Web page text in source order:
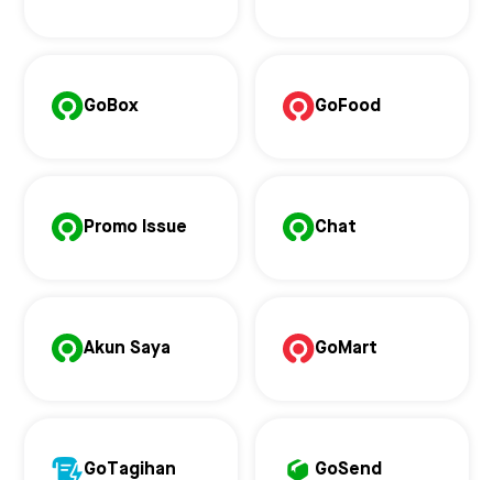
GoBox GoFood
Promo Issue Chat
Akun Saya GoMart
GoTagihan GoSend